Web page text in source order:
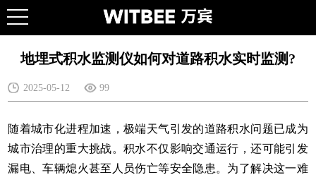
地埋式积水监测仪如何对道路积水实时监测?
2025-05-12 99
随着城市化进程加速，极端天气引发的道路积水问题已成为
城市治理的重大挑战。积水不仅影响交通运行，还可能引发
漏电、车辆熄火甚至人员伤亡等安全隐患。为了解决这一难